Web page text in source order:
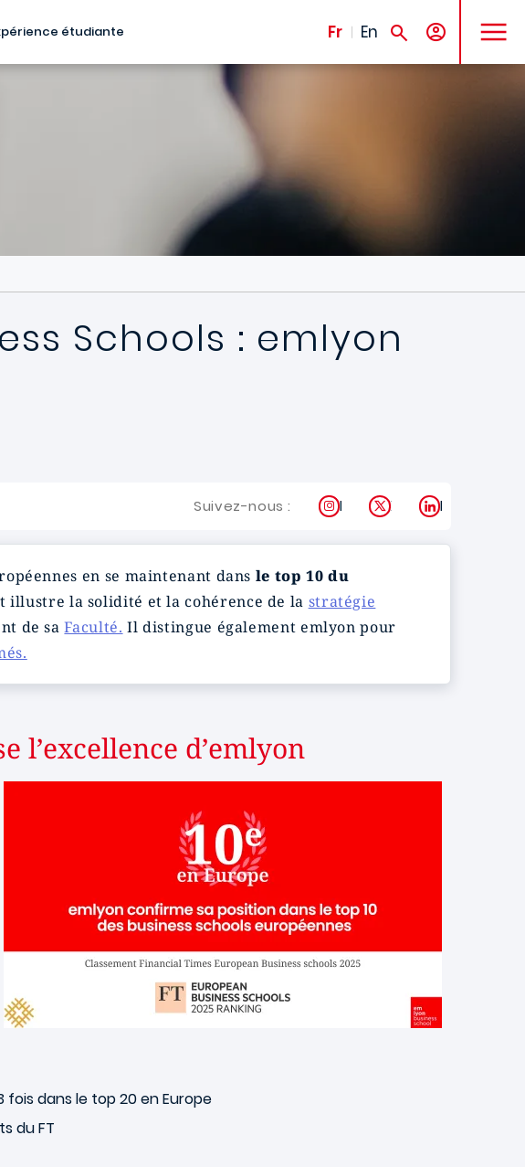
étudiante Fr En
MENU
Schools : emlyon
Suivez-nous : Instagram
X LinkedIn
en se maintenant dans le top 10 du
illustre la solidité et la cohérence de la stratégie
de saFaculté. Il distingue également emlyon pour
d’emlyon
dans le top 20 en Europe
du FT